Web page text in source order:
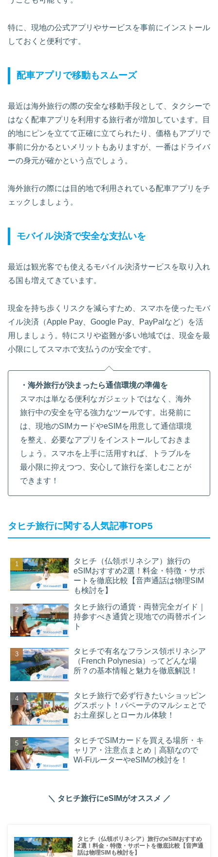
特に、現地の公式アプリやサービスを事前にインストール
しておくと便利です。
配車アプリで移動もスムーズ
最近は海外旅行の際の安全な移動手段として、タクシーで
はなく配車アプリを利用する旅行者が増加しています。目
的地にピンを立てて正確に立てられたり、価格もアプリで
事前に分かるといメリットもありますが、一番はドライバ
ーの身元が確かという点でしょう。
海外旅行の際には目的地で利用されている配車アプリをチ
ェックしましょう。
モバイル決済で安全な支払いを
最近は観光客でも使えるモバイル決済サービスを取り入れ
る国も増えてきています。
現金を持ち歩くリスクを減らすため、スマホを使ったモバ
イル決済（Apple Pay、Google Pay、PayPalなど）を活
用しましょう。特にスリや盗難が多い地域では、現金を最
小限にしてスマホで支払うのが安全です。
・海外旅行が決まったら通信環境の準備を
スマホは単なる便利なガジェットではなく、海外
旅行中の安全を守る強力なツールです。出発前に
は、現地のSIMカードやeSIMを用意して通信環境
を整え、必要なアプリをインストールしておきま
しょう。スマホを上手に活用すれば、トラブルを
最小限に抑えつつ、安心して旅行を楽しむことが
できます！
タヒチ旅行に関する人気記事TOP5
タヒチ（仏領ポリネシア）旅行の
eSIMおすすめ2選！料金・特徴・サポ
ートを徹底比較【音声通話は物理SIM
も検討を】
タヒチ旅行の通貨・両替完全ガイド｜
持参すべき通貨と現地での両替ポイン
ト
タヒチで有名なフランス領ポリネシア
（French Polynesia）ってどんな場
所？の基本情報と魅力を徹底解説！
タヒチ旅行で必ず行きたいショッピン
グスポット！パペーテのマルシェとで
お土産探しとローカル体験！
タヒチでSIMカードを買える場所・キ
ャリア・注意点まとめ｜高額なので
Wi-FiルーターやeSIMの検討を！
＼ タヒチ旅行にeSIMがオススメ ／
タヒチ（仏領ポリネシア）旅行のeSIMおすすめ
2選！料金・特徴・サポートを徹底比較【音声通
話は物理SIMも検討を】